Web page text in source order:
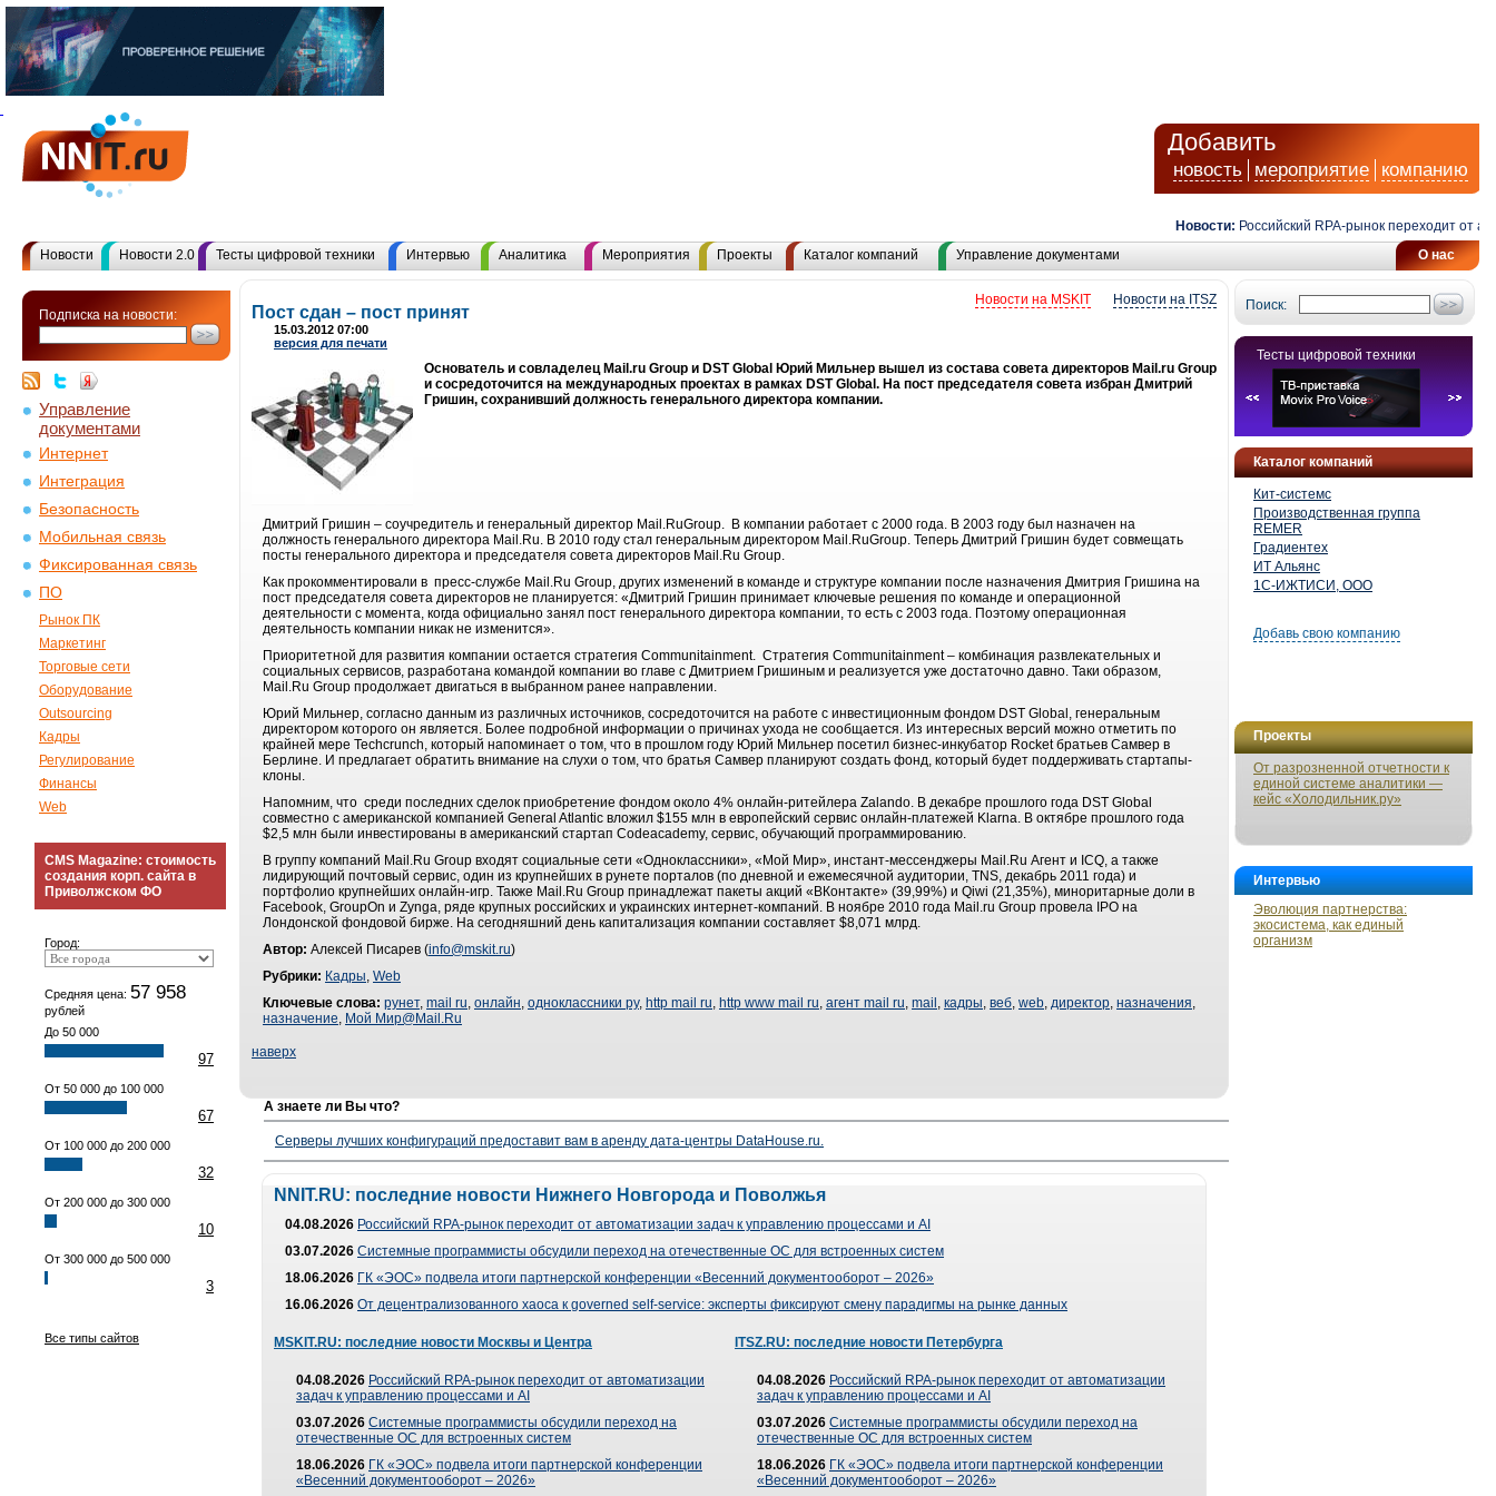
Добавить
новость мероприятие компанию
Новости: Российский RPA-рынок переходит от
О нас
Новости Новости 2.0 Тесты цифровой техники Интервью Аналитика Мероприятия Проекты Каталог компаний Управление документами
Подписка на новости:
Управление
документами
Интернет
Интеграция
Безопасность
Мобильная связь
Фиксированная связь
ПО
Рынок ПК
Маркетинг
Торговые сети
Оборудование
Outsourcing
Кадры
Регулирование
Финансы
Web
CMS Magazine: стоимость
создания корп. сайта в
Приволжском ФО
Город:
Средняя цена: 57 958
рублей
До 50 000
97
От 50 000 до 100 000
67
От 100 000 до 200 000
32
От 200 000 до 300 000
10
От 300 000 до 500 000
3
Все типы сайтов
Поиск:
Тесты цифровой техники
Каталог компаний
Кит-системс
Производственная группа
REMER
Градиентех
ИТ Альянс
1С-ИЖТИСИ, ООО
Добавь свою компанию
Проекты
От разрозненной отчетности к
единой системе аналитики —
кейс «Холодильник.ру»
Интервью
Эволюция партнерства:
экосистема, как единый
организм
Новости на ITSZ
Новости на MSKIT
Пост сдан – пост принят
15.03.2012 07:00
версия для печати
Основатель и совладелец Mail.ru Group и DST Global Юрий Мильнер вышел из состава совета директоров Mail.ru Group
и сосредоточится на международных проектах в рамках DST Global. На пост председателя совета избран Дмитрий
Гришин, сохранивший должность генерального директора компании.
Дмитрий Гришин – соучредитель и генеральный директор Mail.RuGroup. В компании работает с 2000 года. В 2003 году был назначен на
должность генерального директора Mail.Ru. В 2010 году стал генеральным директором Mail.RuGroup. Теперь Дмитрий Гришин будет совмещать
посты генерального директора и председателя совета директоров Mail.Ru Group.
Как прокомментировали в пресс-службе Mail.Ru Group, других изменений в команде и структуре компании после назначения Дмитрия Гришина на
пост председателя совета директоров не планируется: «Дмитрий Гришин принимает ключевые решения по команде и операционной
деятельности с момента, когда официально занял пост генерального директора компании, то есть с 2003 года. Поэтому операционная
деятельность компании никак не изменится».
Приоритетной для развития компании остается стратегия Communitainment. Стратегия Communitainment – комбинация развлекательных и
социальных сервисов, разработана командой компании во главе с Дмитрием Гришиным и реализуется уже достаточно давно. Таки образом,
Mail.Ru Group продолжает двигаться в выбранном ранее направлении.
Юрий Мильнер, согласно данным из различных источников, сосредоточится на работе с инвестиционным фондом DST Global, генеральным
директором которого он является. Более подробной информации о причинах ухода не сообщается. Из интересных версий можно отметить по
крайней мере Techcrunch, который напоминает о том, что в прошлом году Юрий Мильнер посетил бизнес-инкубатор Rocket братьев Самвер в
Берлине. И предлагает обратить внимание на слухи о том, что братья Самвер планируют создать фонд, который будет поддерживать стартапы-
клоны.
Напомним, что среди последних сделок приобретение фондом около 4% онлайн-ритейлера Zalando. В декабре прошлого года DST Global
совместно с американской компанией General Atlantic вложил $155 млн в европейский сервис онлайн-платежей Klarna. В октябре прошлого года
$2,5 млн были инвестированы в американский стартап Codeacademy, сервис, обучающий программированию.
В группу компаний Mail.Ru Group входят социальные сети «Одноклассники», «Мой Мир», инстант-мессенджеры Mail.Ru Агент и ICQ, а также
лидирующий почтовый сервис, один из крупнейших в рунете порталов (по дневной и ежемесячной аудитории, TNS, декабрь 2011 года) и
портфолио крупнейших онлайн-игр. Также Mail.Ru Group принадлежат пакеты акций «ВКонтакте» (39,99%) и Qiwi (21,35%), миноритарные доли в
Facebook, GroupOn и Zynga, ряде крупных российских и украинских интернет-компаний. В ноябре 2010 года Mail.ru Group провела IPO на
Лондонской фондовой бирже. На сегодняшний день капитализация компании составляет $8,071 млрд.
Автор: Алексей Писарев (info@mskit.ru)
Рубрики: Кадры, Web
Ключевые слова: рунет, mail ru, онлайн, одноклассники ру, http mail ru, http www mail ru, агент mail ru, mail , кадры, веб, web, директор, назначения,
назначение, Мой Мир@Mail.Ru
наверх
А знаете ли Вы что?
Серверы лучших конфигураций предоставит вам в аренду дата-центры DataHouse.ru.
NNIT.RU: последние новости Нижнего Новгорода и Поволжья
04.08.2026 Российский RPA-рынок переходит от автоматизации задач к управлению процессами и AI
03.07.2026 Системные программисты обсудили переход на отечественные ОС для встроенных систем
18.06.2026 ГК «ЭОС» подвела итоги партнерской конференции «Весенний документооборот – 2026»
16.06.2026 От децентрализованного хаоса к governed self-service: эксперты фиксируют смену парадигмы на рынке данных
MSKIT.RU: последние новости Москвы и Центра
04.08.2026 Российский RPA-рынок переходит от автоматизации
задач к управлению процессами и AI
03.07.2026 Системные программисты обсудили переход на
отечественные ОС для встроенных систем
18.06.2026 ГК «ЭОС» подвела итоги партнерской конференции
«Весенний документооборот – 2026»
ITSZ.RU: последние новости Петербурга
04.08.2026 Российский RPA-рынок переходит от автоматизации
задач к управлению процессами и AI
03.07.2026 Системные программисты обсудили переход на
отечественные ОС для встроенных систем
18.06.2026 ГК «ЭОС» подвела итоги партнерской конференции
«Весенний документооборот – 2026»